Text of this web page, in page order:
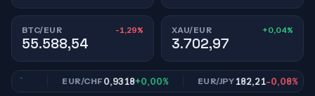
BTC/EUR -1,29%
55.588,54
XAU/EUR +0,04%
3.702,97
EUR/CHF0,9318+0,00% EUR/JPY182,21-0,08%